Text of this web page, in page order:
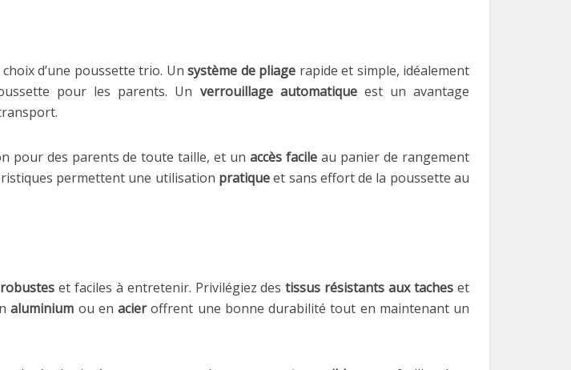
d’une poussette trio. Unsystème de pliage rapide et simple, idéalement
pour les parents. Un verrouillage automatiqueest un avantage
pour des parents de toute taille, et unaccès facile au panier de rangement
permettent une utilisation pratiqueet sans effort de la poussette au
robusteset faciles à entretenir. Privilégiez destissus résistants aux taches et
aluminium ou enacieroffrent une bonne durabilité tout en maintenant un